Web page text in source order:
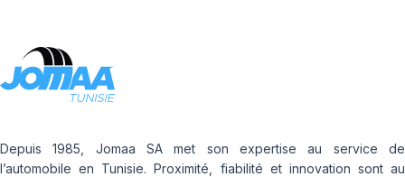
Depuis 1985, Jomaa SA met son expertise au service de
l’automobile en Tunisie. Proximité, fiabilité et innovation sont au